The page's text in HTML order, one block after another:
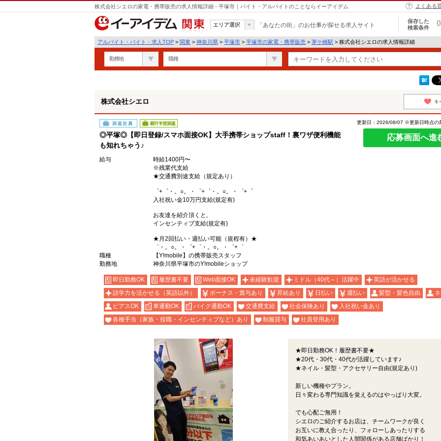
株式会社シエロの家電・携帯販売の求人情報詳細 - 平塚市｜バイト・アルバイトのことならイーアイデム よくある
関東
エリア選択 「あなたの街」のお仕事が探せる求人サイト
保存した
検索条件
0
アルバイト・バイト・求人TOP > 関東 > 神奈川県 > 平塚市 > 平塚市の家電・携帯販売 > 茅ケ崎駅 > 株式会社シエロの求人情報詳細
勤務地 職種
遣
株式会社シエロ キ
派遣社員 紹介予定派遣
◎平塚◎【即日登録/スマホ面接OK】大手携帯ショップstaff！裏ワザ便利機能
も知れちゃう♪
更新日：2026/08/07 ※更新日時点の
応募画面へ進
給与
時給1400円〜
※残業代支給
★交通費別途支給（規定あり）
゜+゜・。○。・゜+゜・。○。・゜+゜
入社祝い金10万円支給(規定有)
お友達を紹介頂くと,
インセンティブ支給(規定有)
★月2回払い・週払い可能（規程有）★
゜・。○。・゜+゜・。○。・゜+゜
職種
【Y!mobile】の携帯販売スタッフ
勤務地
神奈川県平塚市のY!mobileショップ
即日勤務OK 履歴書不要 Web面接OK 未経験歓迎 ミドル（40代～）活躍中
英語が活かせる
語学力を活かせる（英語以外）
ボーナス・賞与あり 昇給あり 日払い 週払い 髪型・髪色自由
ピアスOK
車通勤OK バイク通勤OK 交通費支給 社会保険あり
入社祝い金あり
各種手当（家族・役職・インセンティブなど）あり
制服貸与 社員登用あり
★即日勤務OK！履歴書不要★
★20代・30代・40代が活躍しています♪
★ネイル・髪型・アクセサリー自由(規定あり)
新しい機種やプラン。
日々変わる専門知識を覚えるのはやっぱり大変。
でも心配ご無用！
シエロのご紹介するお店は、チームワークが良く
お互いに教え合ったり、フォローしあったりする
和気あいあいとした人間関係がある店舗ばかり！